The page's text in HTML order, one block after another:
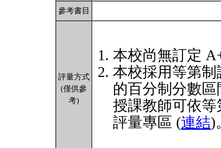
參考書目
評量方式
(僅供參
考)
本校尚無訂定
本校採用等第
的百分制分數
授課教師可依
評量專區 (連結)